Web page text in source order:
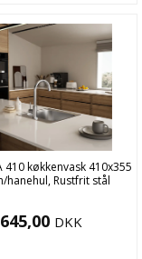
410 køkkenvask 410x355
hanehul, Rustfrit stål
645,00 DKK